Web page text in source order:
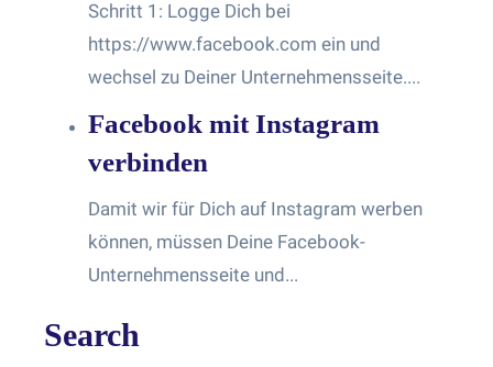
Schritt 1: Logge Dich bei
https://www.facebook.com ein und
wechsel zu Deiner Unternehmensseite....
Facebook mit Instagram
verbinden
Damit wir für Dich auf Instagram werben
können, müssen Deine Facebook-
Unternehmensseite und...
Search